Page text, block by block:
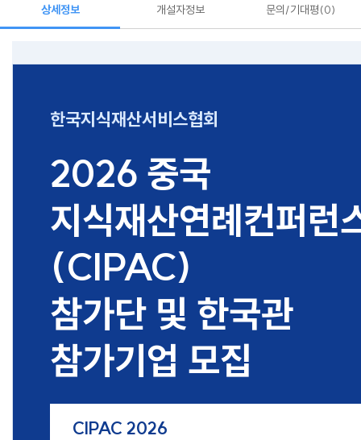
상세정보
한국지식재산서비스협회
2026 중국
지식재산연례컨퍼런
(CIPAC)
참가단 및 한국관
참가기업 모집
CIPAC 2026
개설자정보 문의/기대평 0